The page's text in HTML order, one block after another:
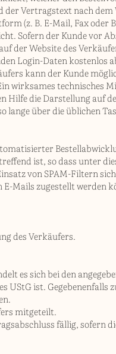
der Vertragstext nach
(z. B. E-Mail, Fax
Sofern der Kunde vor
der Website des
Login-Daten kostenlos
kann der Kunde
wirksames technisches
Hilfe die Darstellung auf
lange über die üblichen
ist, so dass unter
von SPAM-Filtern
Mails zugestellt werden
des Verkäufers.
es sich bei den
ist. Gegebenenfalls
mitgeteilt.
fällig, sofern